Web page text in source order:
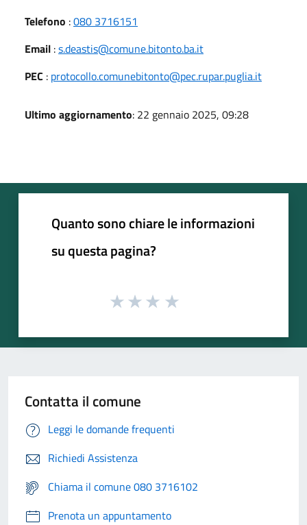
Telefono :080 3716151
Email :s.deastis@comune.bitonto.ba.it
PEC : protocollo.comunebitonto@pec.rupar.puglia.it
Ultimo aggiornamento: 22 gennaio 2025, 09:28
Quanto sono chiare le informazioni
su questa pagina?
Contatta il comune
Leggi le domande frequenti
Richiedi Assistenza
Chiama il comune 080 3716102
Prenota un appuntamento